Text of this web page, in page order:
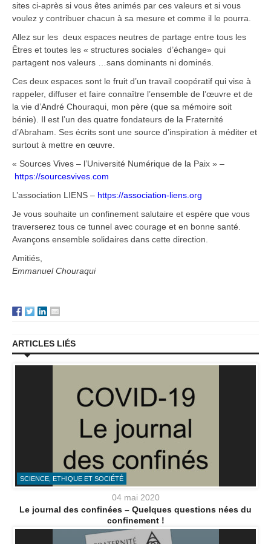
sites ci-après si vous êtes animés par ces valeurs et si vous
voulez y contribuer chacun à sa mesure et comme il le pourra.
Allez sur les deux espaces neutres de partage entre tous les
Êtres et toutes les « structures sociales d’échange» qui
partagent nos valeurs …sans dominants ni dominés.
Ces deux espaces sont le fruit d’un travail coopératif qui vise à
rappeler, diffuser et faire connaître l’ensemble de l’œuvre et de
la vie d’André Chouraqui, mon père (que sa mémoire soit
bénie). Il est l’un des quatre fondateurs de la Fraternité
d’Abraham. Ses écrits sont une source d’inspiration à méditer et
surtout à mettre en œuvre.
« Sources Vives – l’Université Numérique de la Paix » –
https://sourcesvives.com
L’association LIENS – https://association-liens.org
Je vous souhaite un confinement salutaire et espère que vous
traverserez tous ce tunnel avec courage et en bonne santé.
Avançons ensemble solidaires dans cette direction.
Amitiés,
Emmanuel Chouraqui
ARTICLES LIÉS
SCIENCE, ETHIQUE ET SOCIÉTÉ
04 mai 2020
Le journal des confinées – Quelques questions nées du
confinement !